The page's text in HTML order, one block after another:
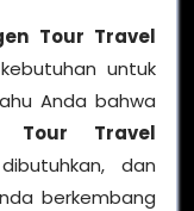
Tour Travel
untuk
Anda bahwa
Tour Travel
dan
berkembang